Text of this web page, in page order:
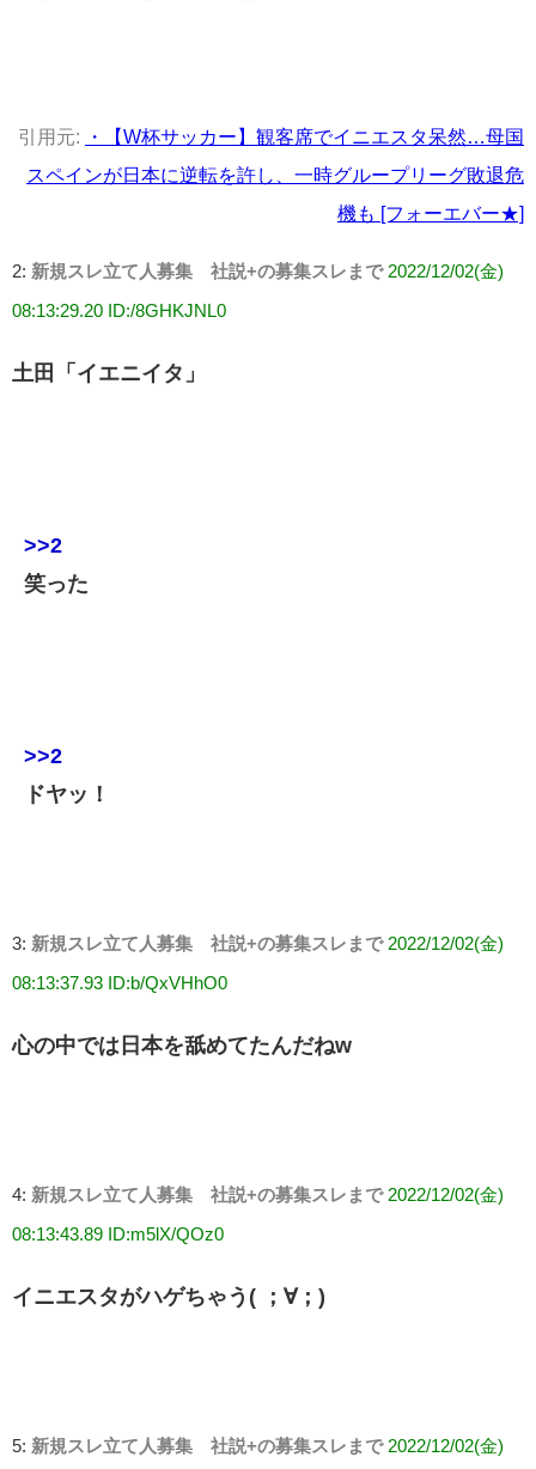
引用元:
・【W杯サッカー】観客席でイニエスタ呆然…母国
スペインが日本に逆転を許し、一時グループリーグ敗退危
機も [フォーエバー★]
2: 新規スレ立て人募集 社説+の募集スレまで 2022/12/02(金)
08:13:29.20 ID:/8GHKJNL0
土田「イエニイタ」
>>2
笑った
>>2
ドヤッ！
3: 新規スレ立て人募集 社説+の募集スレまで 2022/12/02(金)
08:13:37.93 ID:b/QxVHhO0
心の中では日本を舐めてたんだねw
4: 新規スレ立て人募集 社説+の募集スレまで 2022/12/02(金)
08:13:43.89 ID:m5lX/QOz0
イニエスタがハゲちゃう( ；∀；)
5: 新規スレ立て人募集 社説+の募集スレまで 2022/12/02(金)